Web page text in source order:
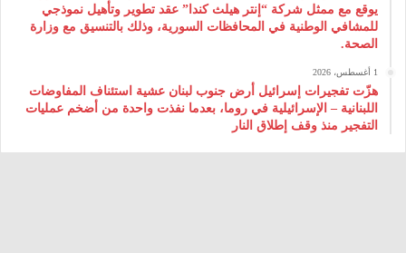
يوقع مع ممثل شركة “إنتر هيلث كندا” عقد تطوير وتأهيل نموذجي
للمشافي الوطنية في المحافظات السورية، وذلك بالتنسيق مع وزارة
الصحة.
1 أغسطس، 2026
هزّت تفجيرات إسرائيل أرض جنوب لبنان عشية استئناف المفاوضات
اللبنانية – الإسرائيلية في روما، بعدما نفذت واحدة من أضخم عمليات
التفجير منذ وقف إطلاق النار